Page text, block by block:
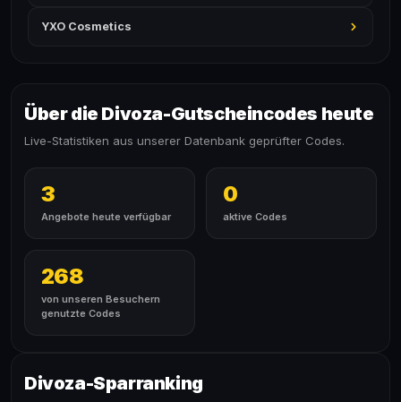
YXO Cosmetics
Über die Divoza-Gutscheincodes heute
Live-Statistiken aus unserer Datenbank geprüfter Codes.
3
Angebote heute verfügbar
0
aktive Codes
268
von unseren Besuchern
genutzte Codes
Divoza-Sparranking